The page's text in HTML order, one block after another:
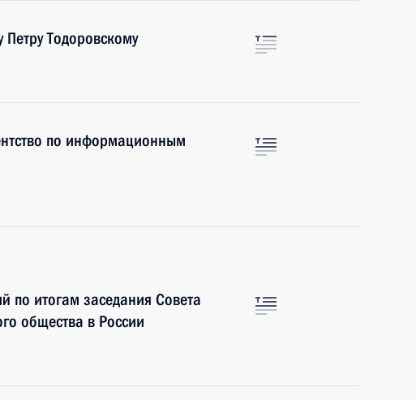
Тодоровскому
по информационным
по итогам заседания Совета
общества в России